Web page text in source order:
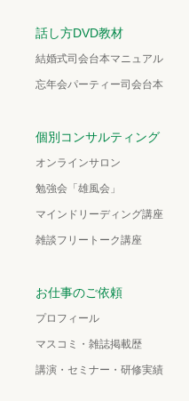
話し方DVD教材
結婚式司会台本マニュアル
忘年会パーティー司会台本
個別コンサルティング
オンラインサロン
勉強会「雄風会」
マインドリーディング講座
雑談フリートーク講座
お仕事のご依頼
プロフィール
マスコミ・雑誌掲載歴
講演・セミナー・研修実績